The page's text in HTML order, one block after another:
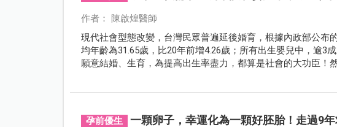
作者： 陳啟煌醫師
現代社會型態改變，台灣民眾普遍延後婚育，根據內政部公布
均年齡為31.65歲，比20年前增4.26歲；所有出生嬰兒中，逾3
願意結婚、生育，為提高出生率盡力，都算是社會的大功臣！
孕前優生
一顆卵子，幸運化為一顆好胚胎！走過9